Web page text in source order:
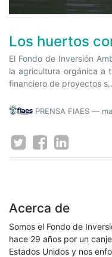
Los huertos
El Fondo de Inversión
la agricultura orgánica a
financiero de proyectos
PRENSA FIAES —
Acerca de
Somos el Fondo de
hace 29 años por un
Estados Unidos y nos